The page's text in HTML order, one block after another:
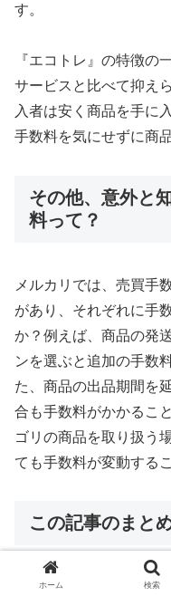
す。
『エコトレ』の特徴の
サービスと比べて抑え
入者は安く商品を手に
手数料を気にせずに商
その他、意外と
料って？
メルカリでは、売買手
があり、それぞれに手
か？例えば、商品の発
ンを選ぶと追加の手数
た、商品の出品期間を
合も手数料がかかるこ
ゴリの商品を取り扱う
ても手数料が変動する
この記事のまと
この記事では、メルカ
ホーム 検索